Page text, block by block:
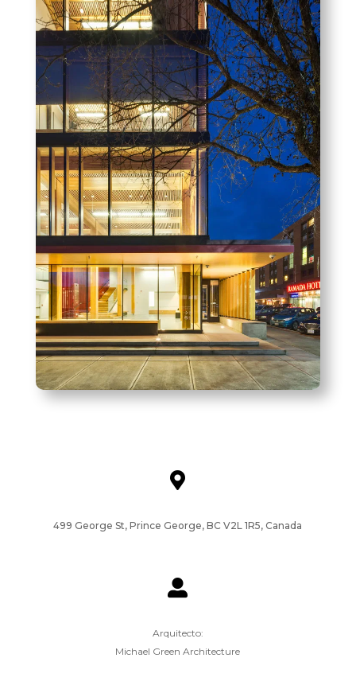

499 George St, Prince George, BC V2L 1R5, Canada

Arquitecto:
Michael Green Architecture